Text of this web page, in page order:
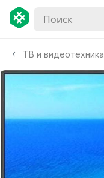
ТВ и видеотехника